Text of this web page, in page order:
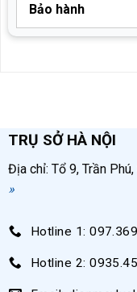
Bảo hành
TRỤ SỞ HÀ NỘI
Địa chỉ: Tổ 9, Trần
»
Hotline 1:
Hotline 2: